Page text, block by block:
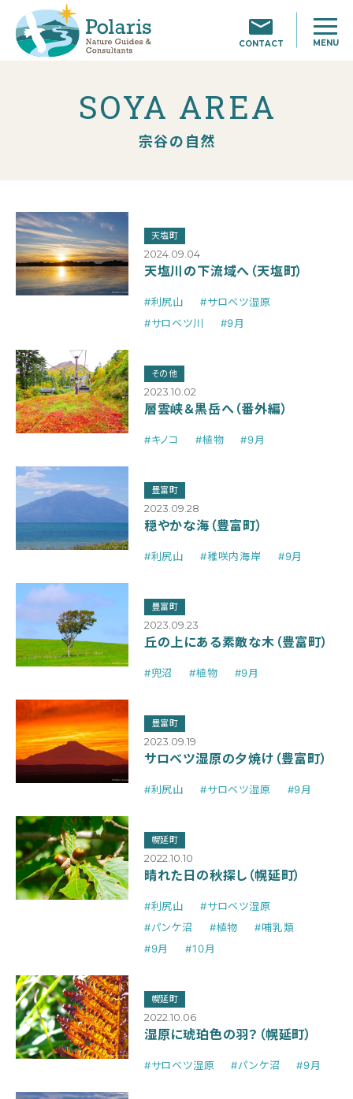
CONTACT MENU
SOYA AREA
宗谷の自然
天塩町
2024.09.04
天塩川の下流域へ（天塩町）
#利尻山
#サロベツ湿原
#サロベツ川
#9月
その他
2023.10.02
層雲峡＆黒岳へ（番外編）
#キノコ #植物 #9月
豊富町
2023.09.28
穏やかな海（豊富町）
#利尻山 #稚咲内海岸 #9月
豊富町
2023.09.23
丘の上にある素敵な木（豊富町）
#兜沼 #植物 #9月
豊富町
2023.09.19
サロベツ湿原の夕焼け（豊富町）
#利尻山 #サロベツ湿原 #9月
幌延町
2022.10.10
晴れた日の秋探し（幌延町）
#利尻山
#サロベツ湿原
#パンケ沼
#植物
#哺乳類
#9月
#10月
幌延町
2022.10.06
湿原に琥珀色の羽？（幌延町）
#サロベツ湿原 #パンケ沼 #9月